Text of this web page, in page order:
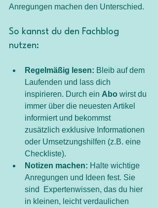
Anregungen machen den Unterschied.
So kannst du den Fachblog
nutzen:
Regelmäßig lesen: Bleib auf dem
Laufenden und lass dich
inspirieren. Durch ein Abo wirst du
immer über die neuesten Artikel
informiert und bekommst
zusätzlich exklusive Informationen
oder Umsetzungshilfen (z.B. eine
Checkliste).
Notizen machen: Halte wichtige
Anregungen und Ideen fest. Sie
sind  Expertenwissen, das du hier
in kleinen, leicht verdaulichen